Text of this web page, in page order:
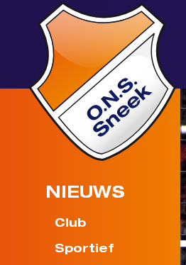
NIEUWS
Club
Sportief